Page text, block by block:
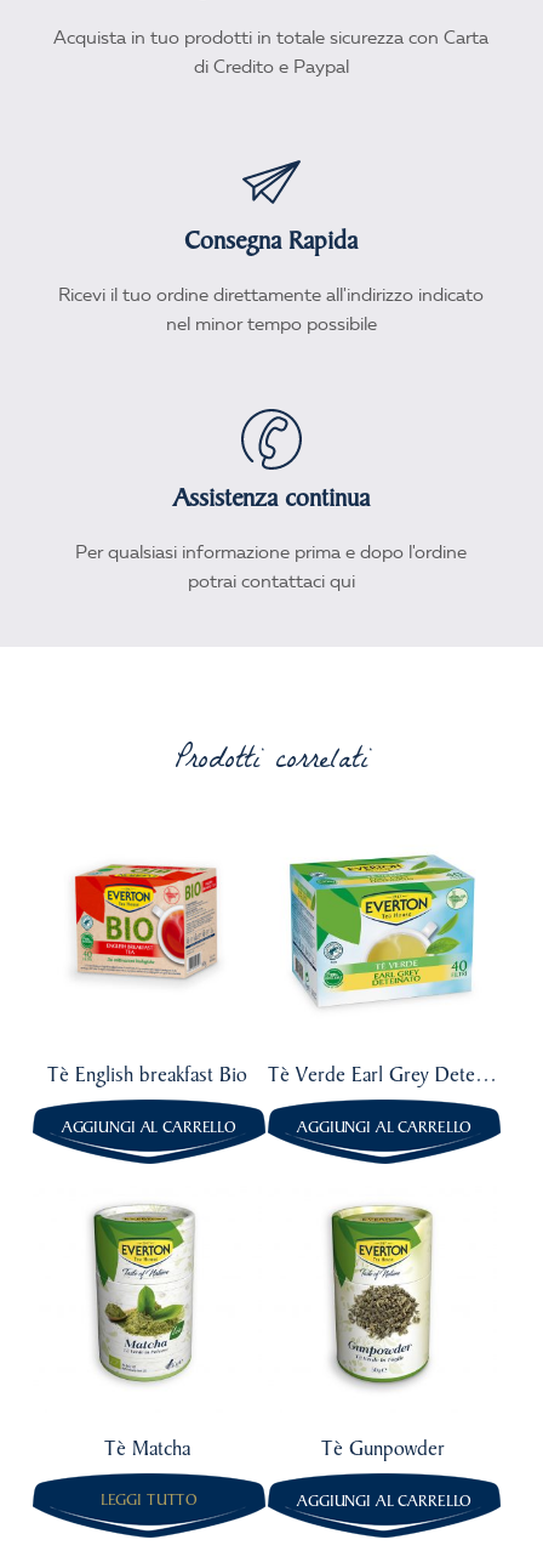
Acquista in tuo prodotti in totale sicurezza con Carta
di Credito e Paypal
Consegna Rapida
Ricevi il tuo ordine direttamente all'indirizzo indicato
nel minor tempo possibile
Assistenza continua
Per qualsiasi informazione prima e dopo l'ordine
potrai contattaci qui
Prodotti correlati
3,79€
Tè English breakfast Bio
AGGIUNGI AL CARRELLO
3,79€
Tè Verde Earl Grey Deteinato
AGGIUNGI AL CARRELLO
5,99€
Tè Matcha
LEGGI TUTTO
4,49€
Tè Gunpowder
AGGIUNGI AL CARRELLO